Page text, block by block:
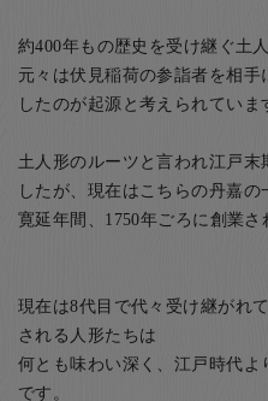
約400年もの歴史を受け継ぐ土
元々は伏見稲荷の参詣者を相
したのが起源と考えられていま
土人形のルーツと言われ江戸末
したが、現在はこちらの丹嘉の
寛延年間、1750年ごろに創業さ
現在は8代目で代々受け継がれ
される人形たちは
何とも味わい深く、江戸時代
です。